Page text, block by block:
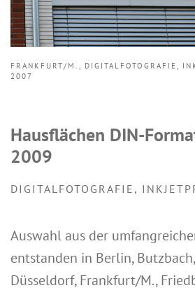
FRANKFURT/M., DIGITALFOTOGRAFIE,
2007
Hausflächen DIN-
2009
DIGITALFOTOGRAFIE,
Auswahl aus der
entstanden in Berlin,
Düsseldorf, Frankfurt/M.,